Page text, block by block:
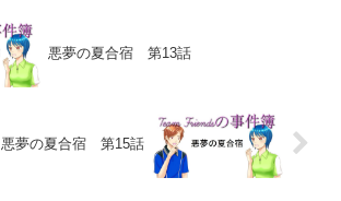
悪夢の夏合宿 第13話
悪夢の夏合宿 第15話